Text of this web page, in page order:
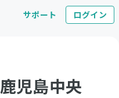
サポート ログイン
児島中央